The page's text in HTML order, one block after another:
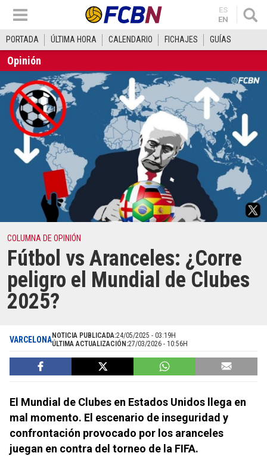
ES
EN
PORTADA ÚLTIMA HORA CALENDARIO FICHAJES GUÍAS
Opinión
COLUMNA DE OPINIÓN
Fútbol vs Aranceles: ¿Corre
peligro el Mundial de Clubes
2025?
VARCELONANOTICIA PUBLICADA:24/05/2025 - 03:19H
ÚLTIMA ACTUALIZACIÓN:27/03/2026 - 10:56H
El Mundial de Clubes en Estados Unidos llega en
mal momento. El escenario de inseguridad y
confrontación provocado por los aranceles
juegan en contra del torneo de la FIFA.